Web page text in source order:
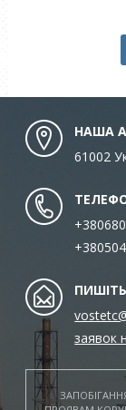
НАША
61002
заявок